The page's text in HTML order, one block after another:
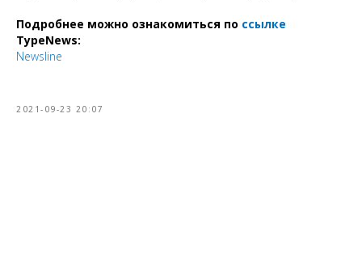
Подробнее можно ознакомиться по ссылке
TypeNews:
Newsline
2021-09-23 20:07